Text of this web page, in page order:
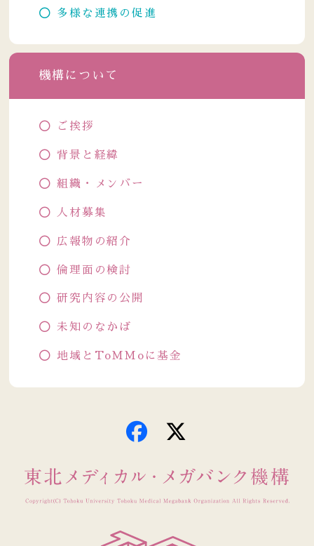
多様な連携の促進
機構について
ご挨拶
背景と経緯
組織・メンバー
人材募集
広報物の紹介
倫理面の検討
研究内容の公開
未知のなかば
地域とToMMoに基金